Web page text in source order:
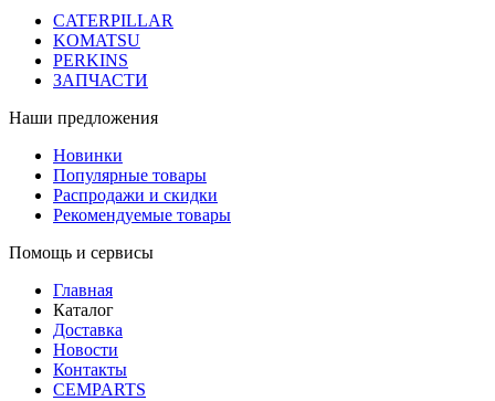
CATERPILLAR
KOMATSU
PERKINS
ЗАПЧАСТИ
Наши предложения
Новинки
Популярные товары
Распродажи и скидки
Рекомендуемые товары
Помощь и сервисы
Главная
Каталог
Доставка
Новости
Контакты
CEMPARTS